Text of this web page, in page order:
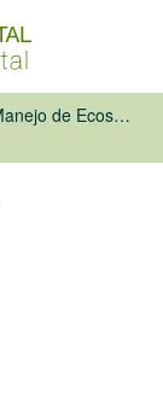
Silvicultura y Manejo de Ecosistemas Forestales Nativos y Exóticos